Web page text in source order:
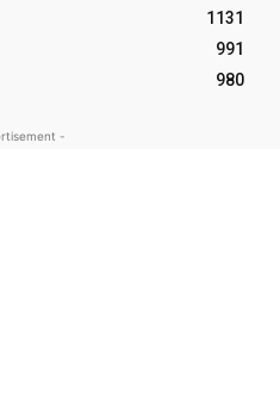
1131
991
980
-